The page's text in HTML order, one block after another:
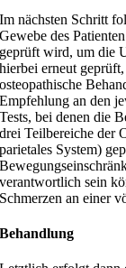
Im nächsten Schritt
Gewebe des
geprüft wird, um die
hierbei erneut
osteopathische
Empfehlung an den
Tests, bei denen die
drei Teilbereiche der
parietales System)
verantwortlich sein
Schmerzen an einer
Behandlung